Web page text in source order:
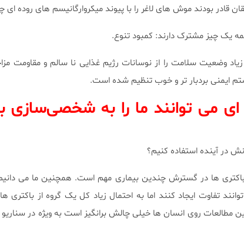
یک چیز مشترک دارند: کمبود تنوع.
وضعیت سلامت را از نوسانات رژیم غذایی نا سالم و مقاومت
ایمنی بردبار تر و خوب تنظیم شده است.
ای می توانند ما را به شخصی‌سازی
در آینده استفاده کنیم؟
ها در گسترش چندین بیماری مهم است. همچنین ما می
تفاوت ایجاد کنند اما به احتمال زیاد کل یک گروه از
مطالعات روی انسان ها خیلی چالش برانگیز است به ویژه در